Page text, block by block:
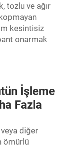
tozlu ve ağır
kesintisiz
onarmak
İşleme
Fazla
diğer
ömürlü